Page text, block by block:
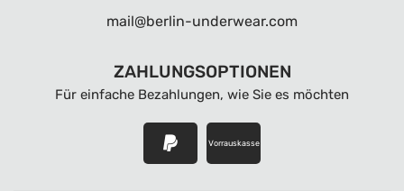
mail@berlin-underwear.com
ZAHLUNGSOPTIONEN
Für einfache Bezahlungen, wie Sie es möchten
Vorrauskasse